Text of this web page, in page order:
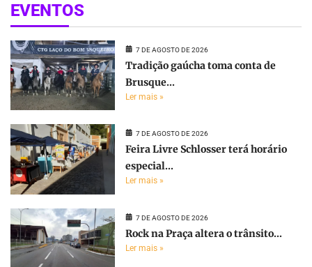
EVENTOS
7 DE AGOSTO DE 2026
Tradição gaúcha toma conta de
Brusque...
Ler mais »
7 DE AGOSTO DE 2026
Feira Livre Schlosser terá horário
especial...
Ler mais »
7 DE AGOSTO DE 2026
Rock na Praça altera o trânsito...
Ler mais »